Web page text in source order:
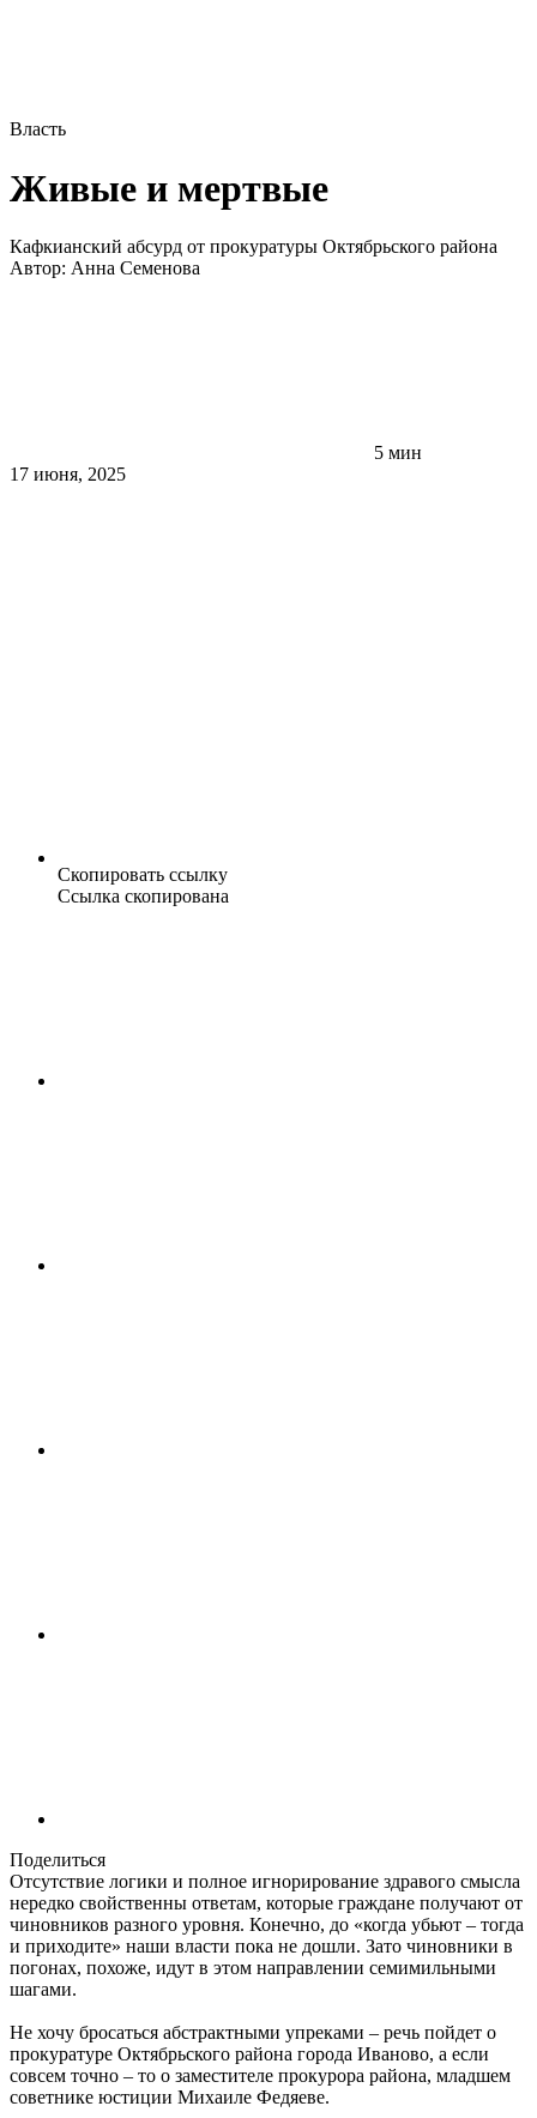
Власть
Живые и мертвые
Кафкианский абсурд от прокуратуры Октябрьского района
Автор: Анна Семенова
5 мин
17 июня, 2025
Скопировать ссылку
Ссылка скопирована
Поделиться
Отсутствие логики и полное игнорирование здравого смысла
нередко свойственны ответам, которые граждане получают от
чиновников разного уровня. Конечно, до «когда убьют – тогда
и приходите» наши власти пока не дошли. Зато чиновники в
погонах, похоже, идут в этом направлении семимильными
шагами.
Не хочу бросаться абстрактными упреками – речь пойдет о
прокуратуре Октябрьского района города Иваново, а если
совсем точно – то о заместителе прокурора района, младшем
советнике юстиции Михаиле Федяеве.